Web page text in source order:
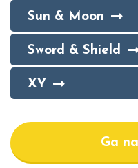
Sun & Moon
Sword & Shield
XY
Ga